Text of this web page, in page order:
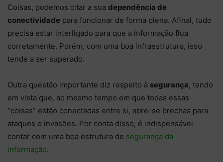
Coisas, podemos citar a sua dependência de
conectividade para funcionar de forma plena. Afinal, tudo
precisa estar interligado para que a informação flua
corretamente. Porém, com uma boa infraestrutura, isso
tende a ser superado.
Outra questão importante diz respeito à segurança, tendo
em vista que, ao mesmo tempo em que todas essas
“coisas” estão conectadas entre si, abre-se brechas para
ataques e invasões. Por conta disso, é indispensável
contar com uma boa estrutura de segurança da
informação.